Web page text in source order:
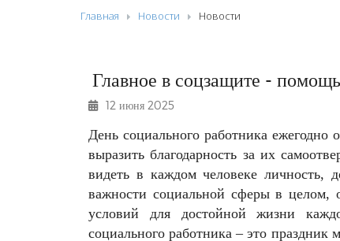
Главная Новости Новости
Главное в соцзащите -
12 июня 2025
День социального работника
выразить благодарность за их
видеть в каждом человеке личность,
важности социальной сферы в целом,
условий для достойной жизни
социального работника – это праздник